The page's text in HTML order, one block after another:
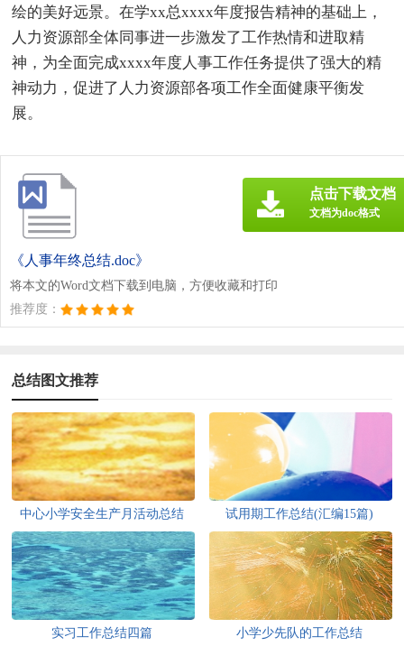
绘的美好远景。在学xx总xxxx年度报告精神的基础上，
人力资源部全体同事进一步激发了工作热情和进取精
神，为全面完成xxxx年度人事工作任务提供了强大的精
神动力，促进了人力资源部各项工作全面健康平衡发
展。
《人事年终总结.doc》
将本文的Word文档下载到电脑，方便收藏和打印
推荐度：
点击下载文档
文档为doc格式
总结图文推荐
中心小学安全生产月活动总结 试用期工作总结(汇编15篇)
实习工作总结四篇 小学少先队的工作总结